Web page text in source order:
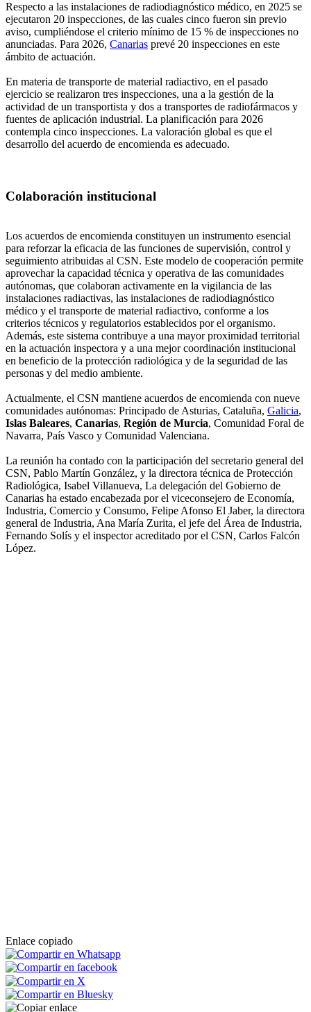
Respecto a las instalaciones de radiodiagnóstico médico, en 2025 se
ejecutaron 20 inspecciones, de las cuales cinco fueron sin previo
aviso, cumpliéndose el criterio mínimo de 15 % de inspecciones no
anunciadas. Para 2026, Canarias prevé 20 inspecciones en este
ámbito de actuación.
En materia de transporte de material radiactivo, en el pasado
ejercicio se realizaron tres inspecciones, una a la gestión de la
actividad de un transportista y dos a transportes de radiofármacos y
fuentes de aplicación industrial. La planificación para 2026
contempla cinco inspecciones. La valoración global es que el
desarrollo del acuerdo de encomienda es adecuado.
Colaboración institucional
Los acuerdos de encomienda constituyen un instrumento esencial
para reforzar la eficacia de las funciones de supervisión, control y
seguimiento atribuidas al CSN. Este modelo de cooperación permite
aprovechar la capacidad técnica y operativa de las comunidades
autónomas, que colaboran activamente en la vigilancia de las
instalaciones radiactivas, las instalaciones de radiodiagnóstico
médico y el transporte de material radiactivo, conforme a los
criterios técnicos y regulatorios establecidos por el organismo.
Además, este sistema contribuye a una mayor proximidad territorial
en la actuación inspectora y a una mejor coordinación institucional
en beneficio de la protección radiológica y de la seguridad de las
personas y del medio ambiente.
Actualmente, el CSN mantiene acuerdos de encomienda con nueve
comunidades autónomas: Principado de Asturias, Cataluña, Galicia,
Islas Baleares, Canarias, Región de Murcia, Comunidad Foral de
Navarra, País Vasco y Comunidad Valenciana.
La reunión ha contado con la participación del secretario general del
CSN, Pablo Martín González, y la directora técnica de Protección
Radiológica, Isabel Villanueva, La delegación del Gobierno de
Canarias ha estado encabezada por el viceconsejero de Economía,
Industria, Comercio y Consumo, Felipe Afonso El Jaber, la directora
general de Industria, Ana María Zurita, el jefe del Área de Industria,
Fernando Solís y el inspector acreditado por el CSN, Carlos Falcón
López.
Enlace copiado